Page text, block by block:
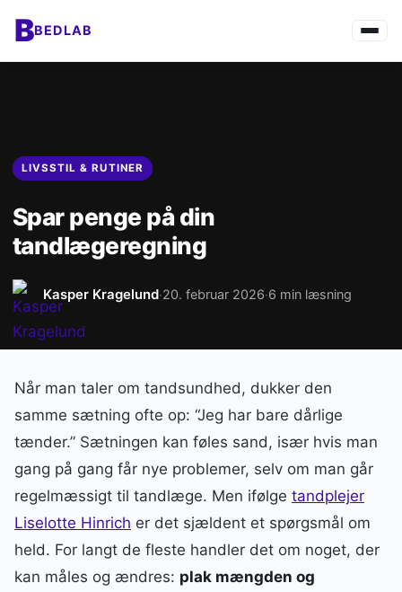
BBEDLAB
LIVSSTIL & RUTINER
Spar penge på din
tandlægeregning
Kasper Kragelund·20. februar 2026·6 min læsning
Når man taler om tandsundhed, dukker den
samme sætning ofte op: “Jeg har bare dårlige
tænder.” Sætningen kan føles sand, især hvis man
gang på gang får nye problemer, selv om man går
regelmæssigt til tandlæge. Men ifølge tandplejer
Liselotte Hinrich er det sjældent et spørgsmål om
held. For langt de fleste handler det om noget, der
kan måles og ændres: plak mængden og